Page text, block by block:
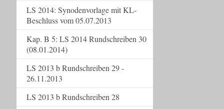
LS 2014: Synodenvorlage mit KL-
Beschluss vom 05.07.2013
Kap. B 5: LS 2014 Rundschreiben 30
(08.01.2014)
LS 2013 b Rundschreiben 29 -
26.11.2013
LS 2013 b Rundschreiben 28